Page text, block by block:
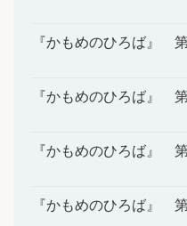
『かもめのひろば』
『かもめのひろば』
『かもめのひろば』
『かもめのひろば』